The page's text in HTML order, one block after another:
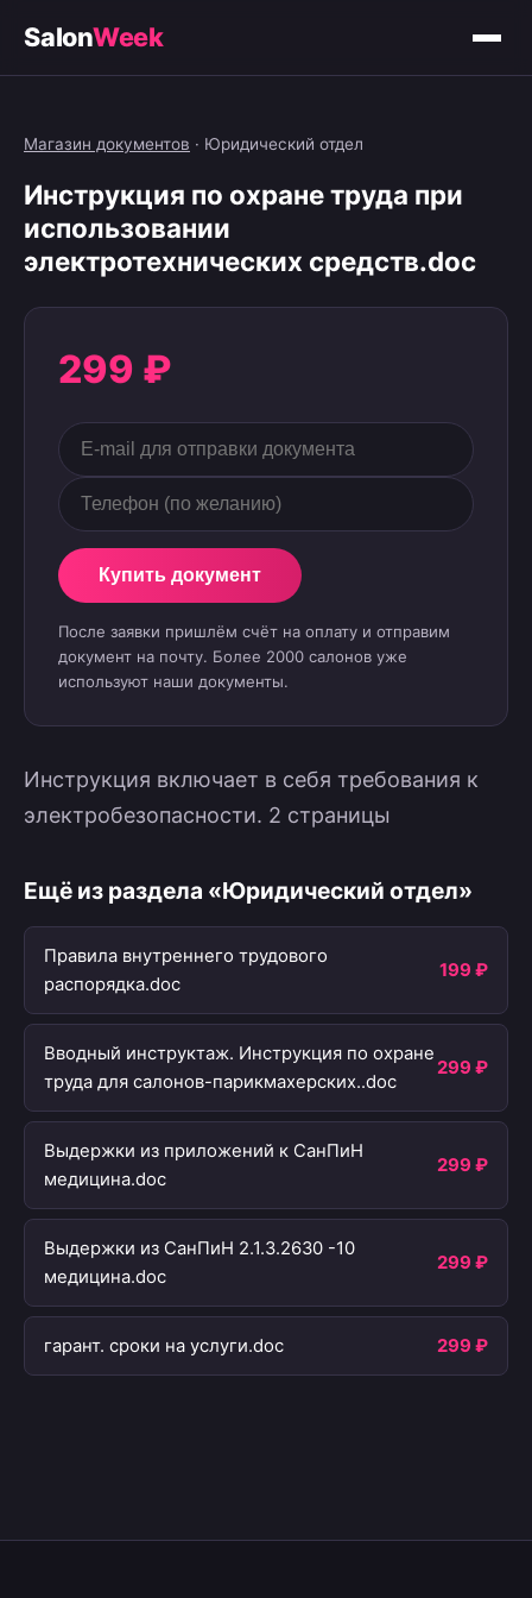
SalonWeek
Магазин документов · Юридический отдел
Инструкция по охране труда при
использовании
электротехнических средств.doc
299 ₽
Купить документ
После заявки пришлём счёт на оплату и отправим
документ на почту. Более 2000 салонов уже
используют наши документы.
Инструкция включает в себя требования к
электробезопасности. 2 страницы
Ещё из раздела «Юридический отдел»
Правила внутреннего трудового
распорядка.doc
199 ₽
Вводный инструктаж. Инструкция по охране
труда для салонов-парикмахерских..doc
299 ₽
Выдержки из приложений к СанПиН
медицина.doc
299 ₽
Выдержки из СанПиН 2.1.3.2630 -10
медицина.doc
299 ₽
гарант. сроки на услуги.doc 299 ₽